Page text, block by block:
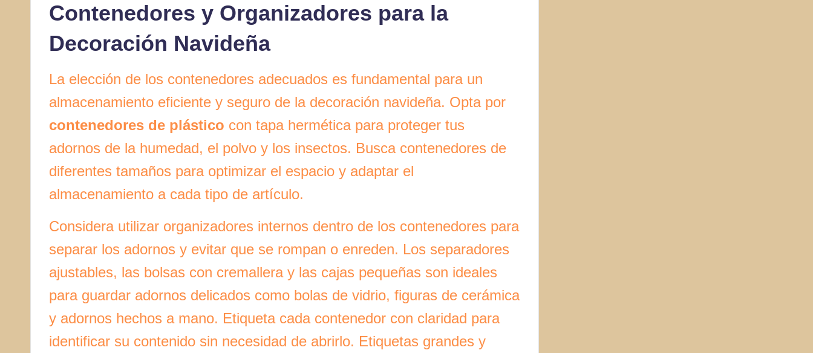
Contenedores y Organizadores para la
Decoración Navideña
La elección de los contenedores adecuados es fundamental para un
almacenamiento eficiente y seguro de la decoración navideña. Opta por
contenedores de plástico con tapa hermética para proteger tus
adornos de la humedad, el polvo y los insectos. Busca contenedores de
diferentes tamaños para optimizar el espacio y adaptar el
almacenamiento a cada tipo de artículo.
Considera utilizar organizadores internos dentro de los contenedores para
separar los adornos y evitar que se rompan o enreden. Los separadores
ajustables, las bolsas con cremallera y las cajas pequeñas son ideales
para guardar adornos delicados como bolas de vidrio, figuras de cerámica
y adornos hechos a mano. Etiqueta cada contenedor con claridad para
identificar su contenido sin necesidad de abrirlo. Etiquetas grandes y